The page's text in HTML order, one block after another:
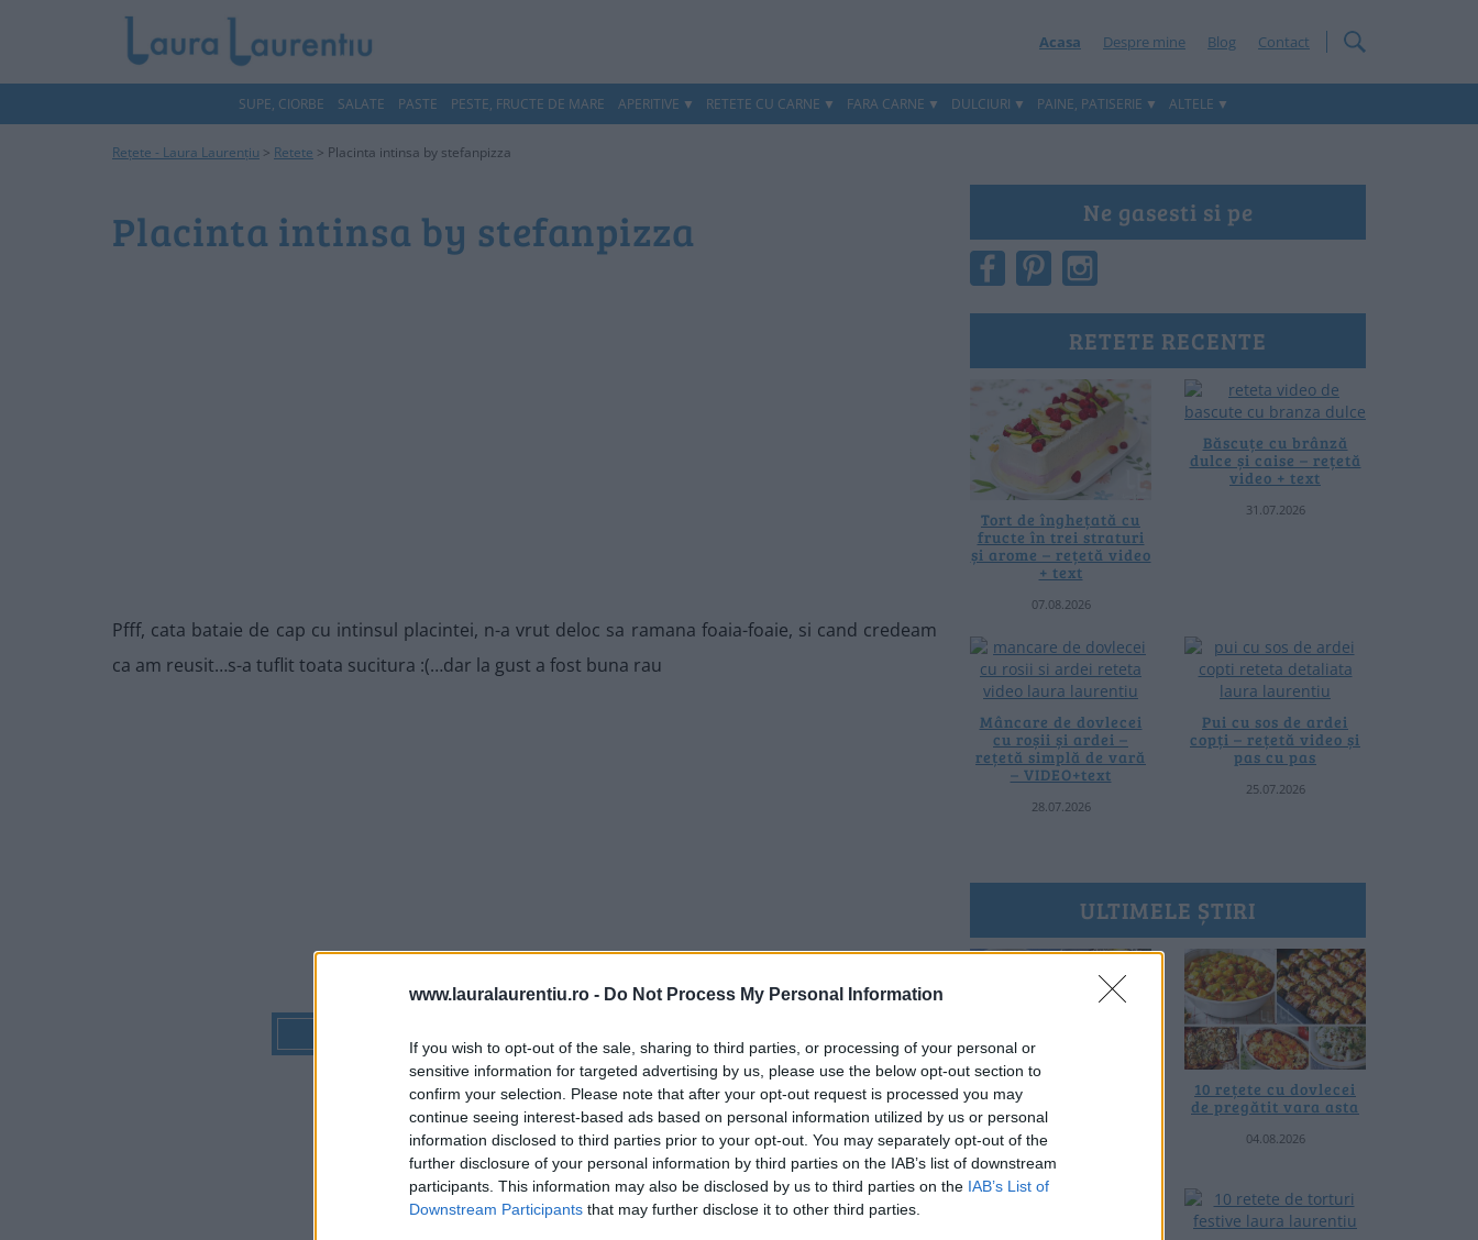
www.lauralaurentiu.ro - Do Not Process My Personal Information
If you wish to opt-out of the sale, sharing to third parties, or processing of your personal or
sensitive information for targeted advertising by us, please use the below opt-out section to
confirm your selection. Please note that after your opt-out request is processed you may
continue seeing interest-based ads based on personal information utilized by us or personal
information disclosed to third parties prior to your opt-out. You may separately opt-out of the
further disclosure of your personal information by third parties on the IAB’s list of downstream
participants. This information may also be disclosed by us to third parties on the IAB’s List of
Downstream Participants that may further disclose it to other third parties.
Acasa Despre mine Blog Contact
SUPE, CIORBE SALATE PASTE PESTE, FRUCTE DE MARE APERITIVE RETETE CU CARNE FARA CARNE DULCIURI PAINE, PATISERIE ALTELE
Rețete - Laura Laurențiu > Retete > Placinta intinsa by stefanpizza
Placinta intinsa by stefanpizza
Pfff, cata bataie de cap cu intinsul placintei, n-a vrut deloc sa ramana foaia-foaie, si cand credeam
ca am reusit…s-a tuflit toata sucitura :(…dar la gust a fost buna rau
Ne gasesti si pe
RETETE RECENTE
Tort de înghețată cu
fructe în trei straturi
și arome – rețetă video
+ text
07.08.2026
Băscuțe cu brânză
dulce și caise – rețetă
video + text
31.07.2026
Mâncare de dovlecei
cu roșii și ardei –
rețetă simplă de vară
– VIDEO+text
28.07.2026
Pui cu sos de ardei
copți – rețetă video și
pas cu pas
25.07.2026
ULTIMELE ȘTIRI
20 de rețete de salate
de vară fără
prelucrare termică
10 rețete cu dovlecei
de pregătit vara asta
04.08.2026